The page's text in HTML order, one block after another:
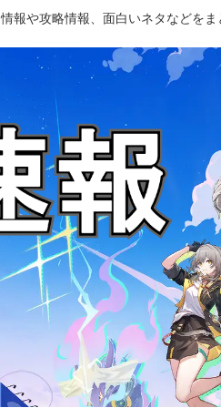
や攻略情報、面白いネタなどをま